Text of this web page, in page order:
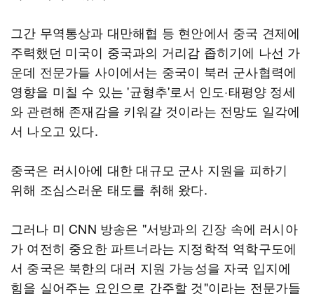
그간 무역통상과 대만해협 등 현안에서 중국 견제에
주력했던 미국이 중국과의 거리감 좁히기에 나선 가
운데 전문가들 사이에서는 중국이 북러 군사협력에
영향을 미칠 수 있는 '균형추'로서 인도·태평양 정세
와 관련해 존재감을 키워갈 것이라는 전망도 일각에
서 나오고 있다.
중국은 러시아에 대한 대규모 군사 지원을 피하기
위해 조심스러운 태도를 취해 왔다.
그러나 미 CNN 방송은 "서방과의 긴장 속에 러시아
가 여전히 중요한 파트너라는 지정학적 역학구도에
서 중국은 북한의 대러 지원 가능성을 자국 입지에
힘을 실어주는 요인으로 간주할 것"이라는 전문가들